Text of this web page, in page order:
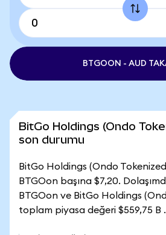
BTGOON - AUD
BitGo Holdings (Ondo
son durumu
BitGo Holdings (Ondo
BTGOon başına $7,20.
BTGOon ve BitGo Holdings
toplam piyasa değeri $559,75 B .